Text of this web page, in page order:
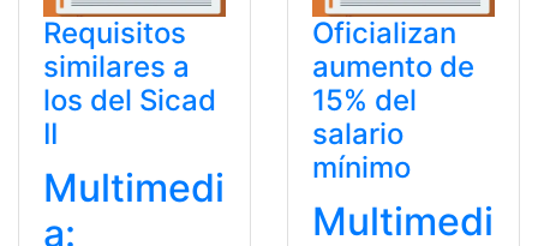
Requisitos
similares a
los del Sicad
II
Multimedi
a:
Oficializan
aumento de
15% del
salario
mínimo
Multimedi